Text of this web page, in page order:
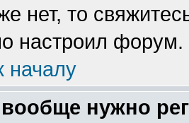
нет, то
настроил форум.
началу
нужно